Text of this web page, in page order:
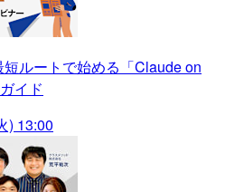
短ルートで始める「Claude on
イド
) 13:00